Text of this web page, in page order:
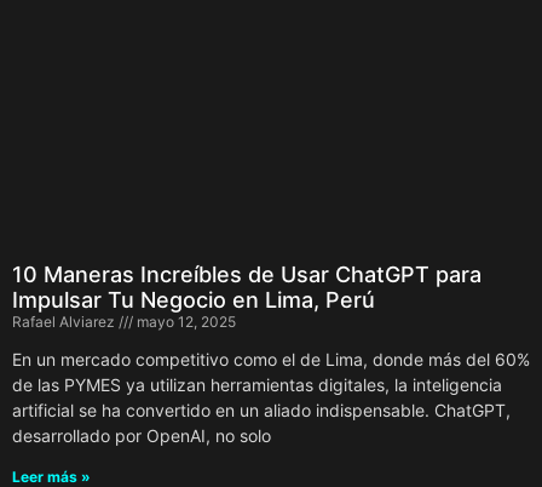
10 Maneras Increíbles de Usar ChatGPT para
Impulsar Tu Negocio en Lima, Perú
Rafael Alviarez mayo 12, 2025
En un mercado competitivo como el de Lima, donde más del 60%
de las PYMES ya utilizan herramientas digitales, la inteligencia
artificial se ha convertido en un aliado indispensable. ChatGPT,
desarrollado por OpenAI, no solo
Leer más »